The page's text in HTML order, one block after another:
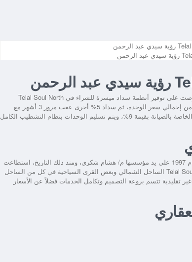
على توفير أنظمة سداد ميسرة للشراء في Telal Soul North
من أبرزها أن يسدد العميل مقدم تعاقد قيمته 5% من إجمالي سعر الوحدة، ثم سداد 5% أخرى عقب مرور 3 أشهر مع
تقسيط المبلغ المتبقي على أقساط متساوية لمدة 7 سنوات، مع سداد الرسوم الخاصة بالصيانة بقيمة 9%، ويتم تسليم الوحدات بنظام التشطيب الكامل
لمع نجم شركة رؤية للتطوير العقاري منذ انطلاقها في قطاع التطوير العقاري عام 1997 على يد مؤسسها م/ هشام شكري، ومنذ ذلك التاريخ، استطاعت
وبعض القرى السياحية في كل من الساحل
تتسم بروعة التصميم وتكامل الخدمات فضلاً عن الأسعار